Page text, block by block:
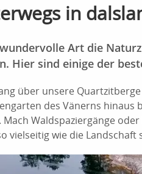
in
Art die
Hier sind einige der
über unsere
des Vänerns
Waldspaziergänge
vielseitig wie die Landschaft